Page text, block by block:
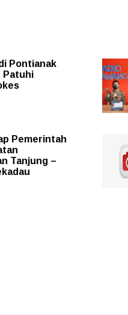
Pontianak
Patuhi
Pemerintah
Tanjung –